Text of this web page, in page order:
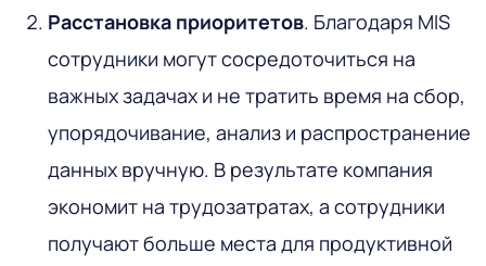
Расстановка приоритетов. Благодаря MIS
сотрудники могут сосредоточиться на
важных задачах и не тратить время на сбор,
упорядочивание, анализ и распространение
данных вручную. В результате компания
экономит на трудозатратах, а сотрудники
получают больше места для продуктивной